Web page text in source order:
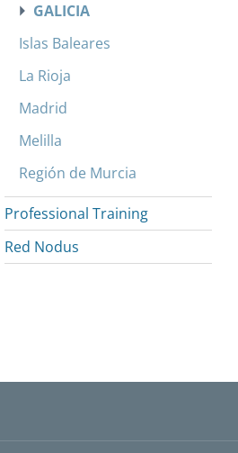
GALICIA
Islas Baleares
La Rioja
Madrid
Melilla
Región de Murcia
Professional Training
Red Nodus